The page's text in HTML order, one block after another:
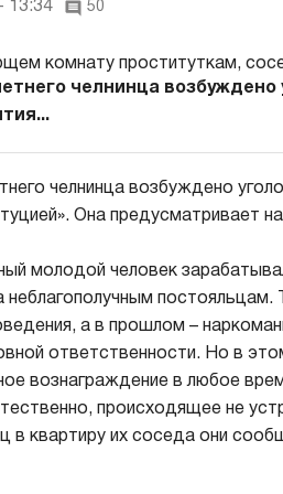
13:34 50
челнинца возбуждено
челнинца возбуждено
Она предусматривает
молодой человек
постояльцам.
а в прошлом –
ответственности. Но в
вознаграждение в любое
происходящее не
в квартиру их соседа они